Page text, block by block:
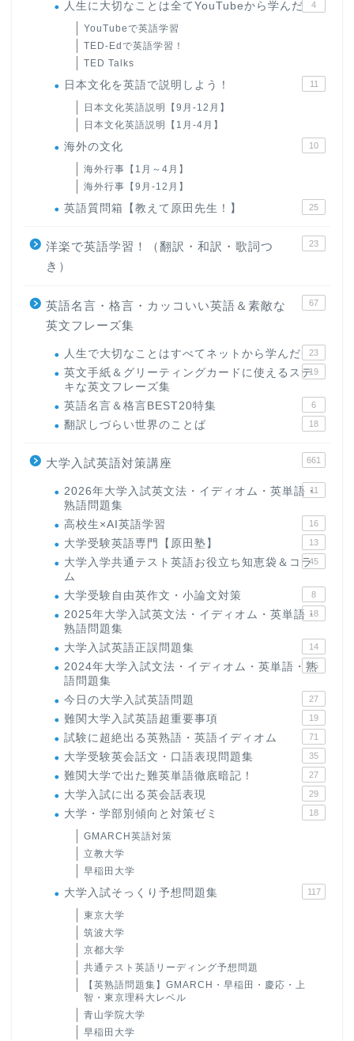
人生に大切なことは全てYouTubeから学んだ 4
YouTubeで英語学習
TED-Edで英語学習！
TED Talks
日本文化を英語で説明しよう！ 11
日本文化英語説明【9月-12月】
日本文化英語説明【1月-4月】
海外の文化 10
海外行事【1月～4月】
海外行事【9月-12月】
英語質問箱【教えて原田先生！】 25
洋楽で英語学習！（翻訳・和訳・歌詞つ
き）
23
英語名言・格言・カッコいい英語＆素敵な
英文フレーズ集
67
人生で大切なことはすべてネットから学んだ 23
英文手紙＆グリーティングカードに使えるステ
キな英文フレーズ集
19
英語名言＆格言BEST20特集 6
翻訳しづらい世界のことば 18
大学入試英語対策講座 661
2026年大学入試英文法・イディオム・英単語・
熟語問題集
11
高校生×AI英語学習 16
大学受験英語専門【原田塾】 13
大学入学共通テスト英語お役立ち知恵袋＆コラ
ム
45
大学受験自由英作文・小論文対策 8
2025年大学入試英文法・イディオム・英単語・
熟語問題集
18
大学入試英語正誤問題集 14
2024年大学入試文法・イディオム・英単語・熟
語問題集
15
今日の大学入試英語問題 27
難関大学入試英語超重要事項 19
試験に超絶出る英熟語・英語イディオム 71
大学受験英会話文・口語表現問題集 35
難関大学で出た難英単語徹底暗記！ 27
大学入試に出る英会話表現 29
大学・学部別傾向と対策ゼミ 18
GMARCH英語対策
立教大学
早稲田大学
大学入試そっくり予想問題集 117
東京大学
筑波大学
京都大学
共通テスト英語リーディング予想問題
【英熟語問題集】GMARCH・早稲田・慶応・上
智・東京理科大レベル
青山学院大学
早稲田大学